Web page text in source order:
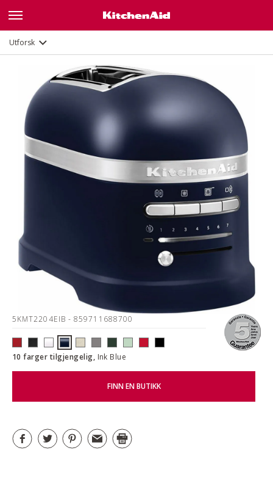
Utforsk
5KMT2204EIB - 859711688700
10 farger tilgjengelig, Ink Blue
FINN EN BUTIKK